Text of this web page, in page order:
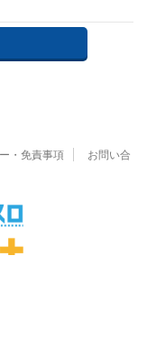
・免責事項
お問い合